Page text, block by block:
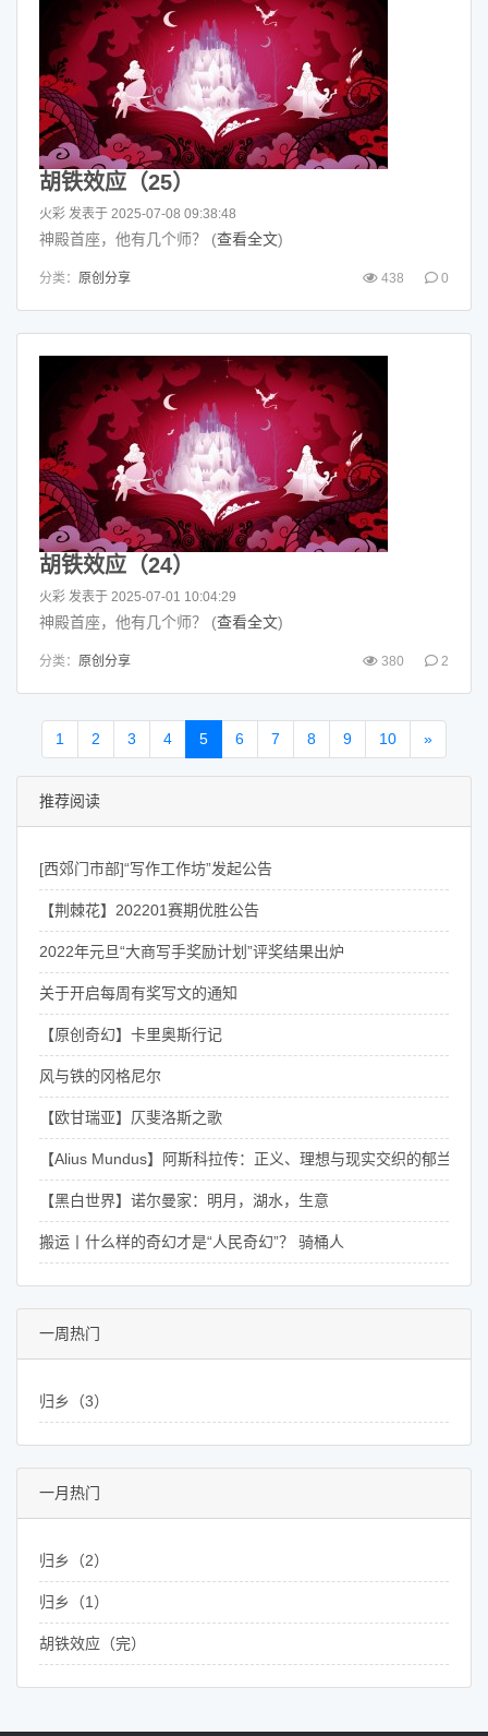
胡铁效应（25）
火彩 发表于 2025-07-08 09:38:48
神殿首座，他有几个师？ (查看全文)
分类： 原创分享 438 0
胡铁效应（24）
火彩 发表于 2025-07-01 10:04:29
神殿首座，他有几个师？ (查看全文)
分类： 原创分享 380 2
1 2 3 4 5 6 7 8 9 10 »
推荐阅读
[西郊门市部]“写作工作坊”发起公告
【荆棘花】202201赛期优胜公告
2022年元旦“大商写手奖励计划”评奖结果出炉
关于开启每周有奖写文的通知
【原创奇幻】卡里奥斯行记
风与铁的冈格尼尔
【欧甘瑞亚】仄斐洛斯之歌
【Alius Mundus】阿斯科拉传：正义、理想与现实交织的郁兰骑士
【黑白世界】诺尔曼家：明月，湖水，生意
搬运丨什么样的奇幻才是“人民奇幻”？ 骑桶人
一周热门
归乡（3）
一月热门
归乡（2）
归乡（1）
胡铁效应（完）